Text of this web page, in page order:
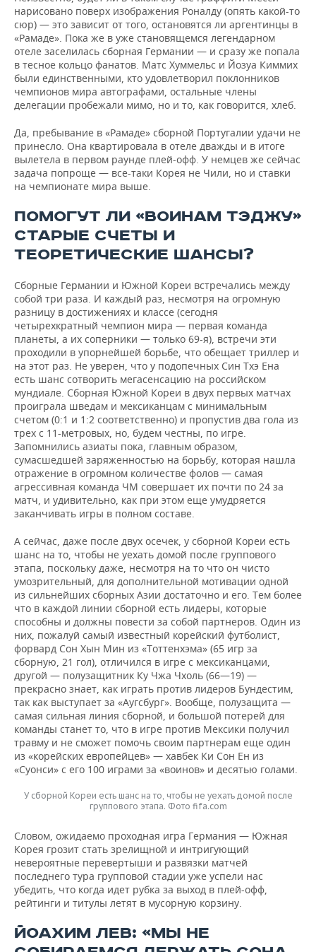
нарисовано поверх изображения Роналду (опять какой-то
сюр) — это зависит от того, остановятся ли аргентинцы в
«Рамаде». Пока же в уже становящемся легендарном
отеле заселилась сборная Германии — и сразу же попала
в тесное кольцо фанатов. Матс Хуммельс и Йозуа Киммих
были единственными, кто удовлетворил поклонников
чемпионов мира автографами, остальные члены
делегации пробежали мимо, но и то, как говорится, хлеб.
Да, пребывание в «Рамаде» сборной Португалии удачи не
принесло. Она квартировала в отеле дважды и в итоге
вылетела в первом раунде плей-офф. У немцев же сейчас
задача попроще — все-таки Корея не Чили, но и ставки
на чемпионате мира выше.
ПОМОГУТ ЛИ «ВОИНАМ ТЭДЖУ»
СТАРЫЕ СЧЕТЫ И
ТЕОРЕТИЧЕСКИЕ ШАНСЫ?
Сборные Германии и Южной Кореи встречались между
собой три раза. И каждый раз, несмотря на огромную
разницу в достижениях и классе (сегодня
четырехкратный чемпион мира — первая команда
планеты, а их соперники — только 69-я), встречи эти
проходили в упорнейшей борьбе, что обещает триллер и
на этот раз. Не уверен, что у подопечных Син Тхэ Ена
есть шанс сотворить мегасенсацию на российском
мундиале. Сборная Южной Кореи в двух первых матчах
проиграла шведам и мексиканцам с минимальным
счетом (0:1 и 1:2 соответственно) и пропустив два гола из
трех с 11-метровых, но, будем честны, по игре.
Запомнились азиаты пока, главным образом,
сумасшедшей заряженностью на борьбу, которая нашла
отражение в огромном количестве фолов — самая
агрессивная команда ЧМ совершает их почти по 24 за
матч, и удивительно, как при этом еще умудряется
заканчивать игры в полном составе.
А сейчас, даже после двух осечек, у сборной Кореи есть
шанс на то, чтобы не уехать домой после группового
этапа, поскольку даже, несмотря на то что он чисто
умозрительный, для дополнительной мотивации одной
из сильнейших сборных Азии достаточно и его. Тем более
что в каждой линии сборной есть лидеры, которые
способны и должны повести за собой партнеров. Один из
них, пожалуй самый известный корейский футболист,
форвард Сон Хын Мин из «Тоттенхэма» (65 игр за
сборную, 21 гол), отличился в игре с мексиканцами,
другой — полузащитник Ку Чжа Чхоль (66—19) —
прекрасно знает, как играть против лидеров Бундестим,
так как выступает за «Аугсбург». Вообще, полузащита —
самая сильная линия сборной, и большой потерей для
команды станет то, что в игре против Мексики получил
травму и не сможет помочь своим партнерам еще один
из «корейских европейцев» — хавбек Ки Сон Ен из
«Суонси» с его 100 играми за «воинов» и десятью голами.
У сборной Кореи есть шанс на то, чтобы не уехать домой после
группового этапа. Фото fifa.com
Словом, ожидаемо проходная игра Германия — Южная
Корея грозит стать зрелищной и интригующий
невероятные перевертыши и развязки матчей
последнего тура групповой стадии уже успели нас
убедить, что когда идет рубка за выход в плей-офф,
рейтинги и титулы летят в мусорную корзину.
ЙОАХИМ ЛЕВ: «МЫ НЕ